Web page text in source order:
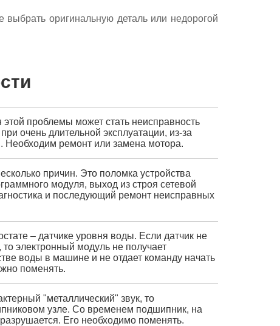
оригинальную деталь или недорогой
проблемы может стать неисправность
очень длительной эксплуатации, из-за
Необходим ремонт или замена мотора.
причин. Это поломка устройства
модуля, выход из строя сетевой
и последующий ремонт неисправных
– датчике уровня воды. Если датчик не
то электронный модуль не получает
воды в машине и не отдает команду начать
поменять.
"металлический" звук, то
узле. Со временем подшипник, на
Его необходимо поменять.